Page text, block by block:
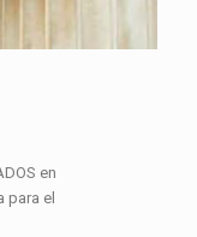
en
para el